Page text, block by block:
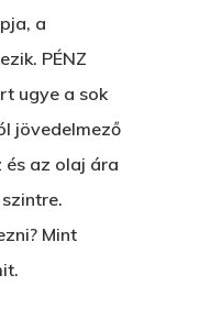
a
PÉNZ
ugye a sok
jövedelmező
és az olaj ára
Mint